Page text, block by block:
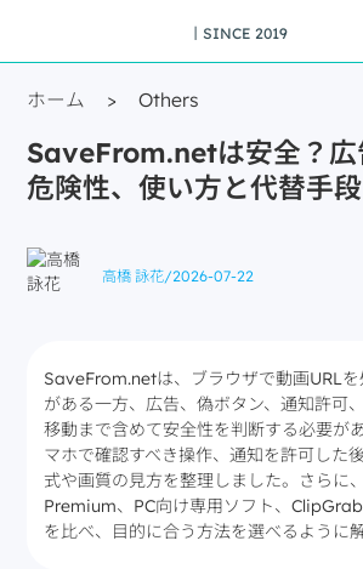
丨SINCE 2019
ホーム > Others
SaveFrom.netは安全？広
危険性、使い方と代替手段
高橋 詠花/2026-07-22
SaveFrom.netは、ブラウザで動画URL
がある一方、広告、偽ボタン、通知許可
移動まで含めて安全性を判断する必要が
マホで確認すべき操作、通知を許可した
式や画質の見方を整理しました。さらに
Premium、PC向け専用ソフト、
を比べ、目的に合う方法を選べるように解